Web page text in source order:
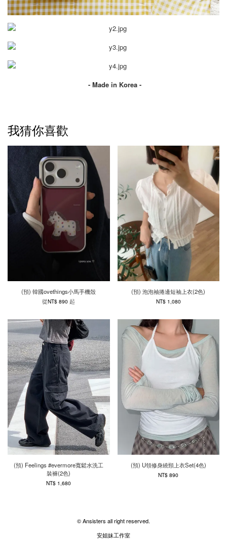
- Made in Korea -
我猜你喜歡
(預) 韓國ovethings小馬手機殼
從NT$ 890起
(預) 泡泡袖捲邊短袖上衣(2色)
NT$ 1,080
(預) Feelings #evermore寬鬆水洗工
裝褲(2色)
NT$ 1,680
(預) U領修身繞頸上衣Set(4色)
NT$ 890
© Ansisters all right reserved.
安姐妹工作室